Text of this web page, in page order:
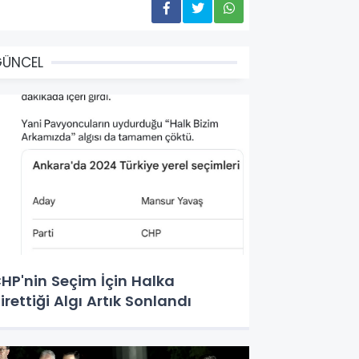
Seçim İçin Halka
Algı Artık Sonlandı